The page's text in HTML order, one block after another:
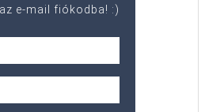
e-mail fiókodba! :)